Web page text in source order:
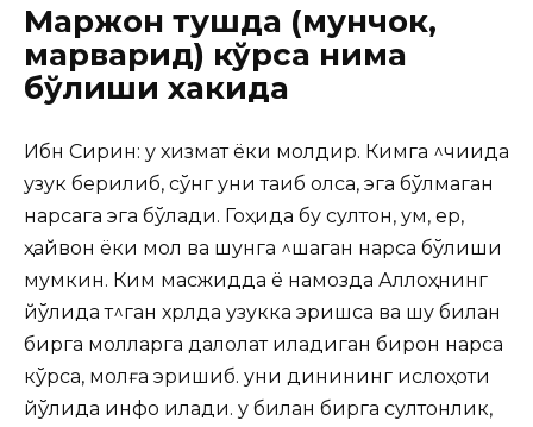
Маржон тушда (мунчок,
марварид) кўрса нима
бўлиши хакида
Ибн Сирин: у хизмат ёки молдир. Кимга ^чиида
узук берилиб, сўнг уни тақиб олса, эга бўлмаган
нарсага эга бўлади. Гоҳида бу султон, қум, ер,
ҳайвон ёки мол ва шунга ^шаган нарса бўлиши
мумкин. Ким масжидда ё намозда Аллоҳнинг
йўлида т^ган хрлда узукка эришса ва шу билан
бирга молларга далолат қиладиган бирон нарса
кўрса, молға эришиб. уни динининг ислоҳоти
йўлида инфоқ қилади. у билан бирга султонлик,